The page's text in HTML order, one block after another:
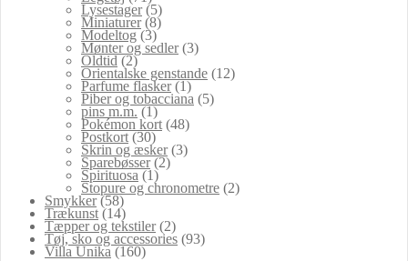
Lysestager (5)
Miniaturer (8)
Modeltog (3)
Mønter og sedler (3)
Oldtid (2)
Orientalske genstande (12)
Parfume flasker (1)
Piber og tobacciana (5)
pins m.m. (1)
Pokémon kort (48)
Postkort (30)
Skrin og æsker (3)
Sparebøsser (2)
Spirituosa (1)
Stopure og chronometre (2)
Smykker (58)
Trækunst (14)
Tæpper og tekstiler (2)
Tøj, sko og accessories (93)
Villa Unika (160)